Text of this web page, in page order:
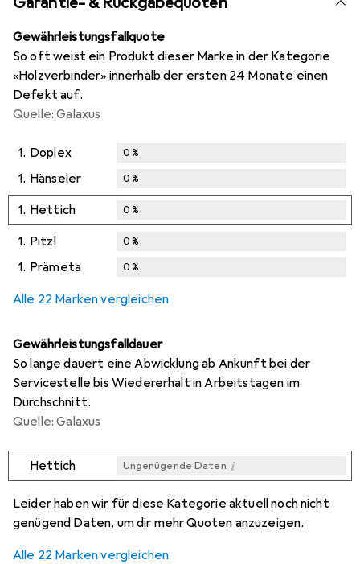
Gewährleistungsfallquote
So oft weist ein Produkt dieser Marke in der Kategorie
«Holzverbinder» innerhalb der ersten 24 Monate einen
Defekt auf.
Quelle: Galaxus
1. Doplex 0%
1. Hänseler 0%
1. Hettich 0%
1. Pitzl 0%
1. Prämeta 0%
Alle 22 Marken vergleichen
Gewährleistungsfalldauer
So lange dauert eine Abwicklung ab Ankunft bei der
Servicestelle bis Wiedererhalt in Arbeitstagen im
Durchschnitt.
Quelle: Galaxus
Hettich Ungenügende Daten i
Leider haben wir für diese Kategorie aktuell noch nicht
genügend Daten, um dir mehr Quoten anzuzeigen.
Alle 22 Marken vergleichen